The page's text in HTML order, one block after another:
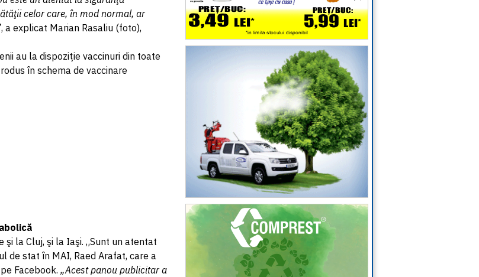
celor care, în mod normal, ar
, a explicat Marian Rasaliu (foto),
au la dispoziţie vaccinuri din toate
în schema de vaccinare
la Cluj, şi la Iaşi. „Sunt un atentat
de stat în MAI, Raed Arafat, care a
Facebook. „Acest panou publicitar a